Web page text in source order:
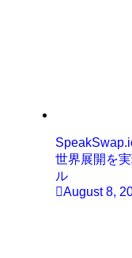
世界展開を
ル
August 8,